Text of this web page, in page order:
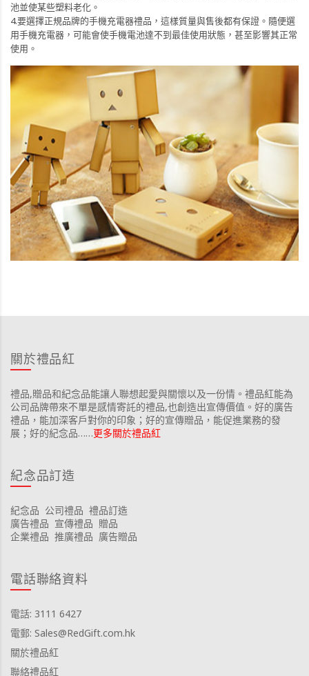
池並使某些塑料老化。
4.要選擇正規品牌的手機充電器禮品 ，這樣質量與售後都有保證。隨便選
用手機充電器，可能會使手機電池達不到最佳使用狀態，甚至影響其正常
使用。
關於禮品紅
禮品,贈品和紀念品能讓人聯想起愛與關懷以及一份情。禮品紅能為
公司品牌帶來不單是感情寄託的禮品,也創造出宣傳價值。好的廣告
禮品，能加深客戶對你的印象；好的宣傳贈品，能促進業務的發
展；好的紀念品……更多關於禮品紅
紀念品訂造
紀念品 公司禮品 禮品訂造
廣告禮品 宣傳禮品 贈品
企業禮品 推廣禮品 廣告贈品
電話聯絡資料
電話: 3111 6427
電郵: Sales@RedGift.com.hk
關於禮品紅
聯絡禮品紅